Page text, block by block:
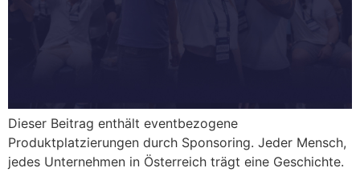
Dieser Beitrag enthält eventbezogene
Produktplatzierungen durch Sponsoring. Jeder Mensch,
jedes Unternehmen in Österreich trägt eine Geschichte.